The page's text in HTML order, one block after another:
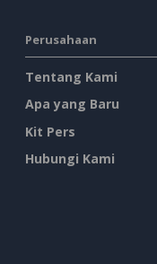
Perusahaan
Tentang Kami
Apa yang Baru
Kit Pers
Hubungi Kami